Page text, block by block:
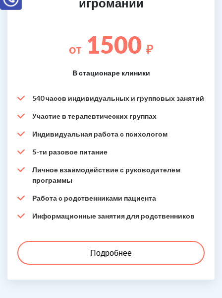
от 1500 ₽
В стационаре клиники
540 часов индивидуальных и групповых занятий
Участие в терапевтических группах
Индивидуальная работа с психологом
5-ти разовое питание
Личное взаимодействие с руководителем
программы
Работа с родственниками пациента
Информационные занятия для родственников
Подробнее